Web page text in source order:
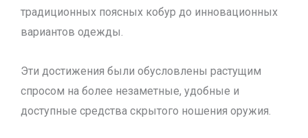
традиционных поясных кобур до инновационных
вариантов одежды.
Эти достижения были обусловлены растущим
спросом на более незаметные, удобные и
доступные средства скрытого ношения оружия.